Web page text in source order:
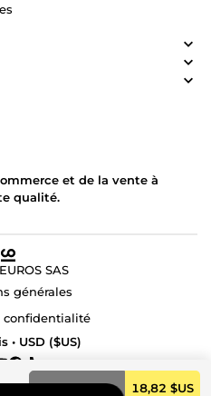
Commander 18,82 $US
et de la vente à
qualité.
SAS
générales
confidentialité
• USD ($US)